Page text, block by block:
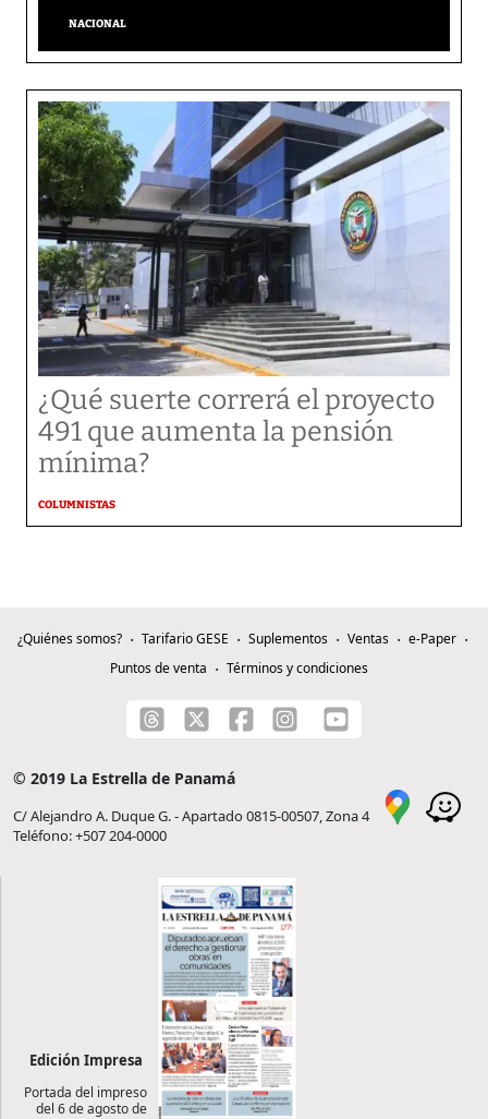
NACIONAL
¿Qué suerte correrá el proyecto
491 que aumenta la pensión
mínima?
COLUMNISTAS
¿Quiénes somos? Tarifario GESE Suplementos Ventas
e-Paper
Puntos de venta
Términos y condiciones
© 2019 La Estrella de Panamá
C/ Alejandro A. Duque G. - Apartado 0815-00507, Zona 4
Teléfono: +507 204-0000
Edición Impresa
Portada del impreso
del 6 de agosto de